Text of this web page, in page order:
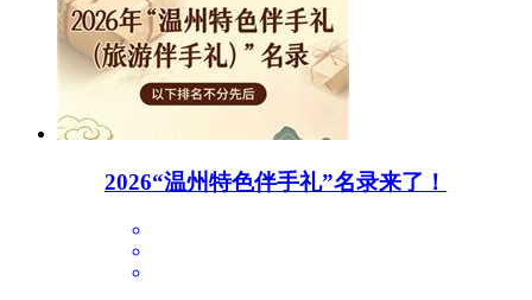
2026“温州特色伴手礼”名录来了！